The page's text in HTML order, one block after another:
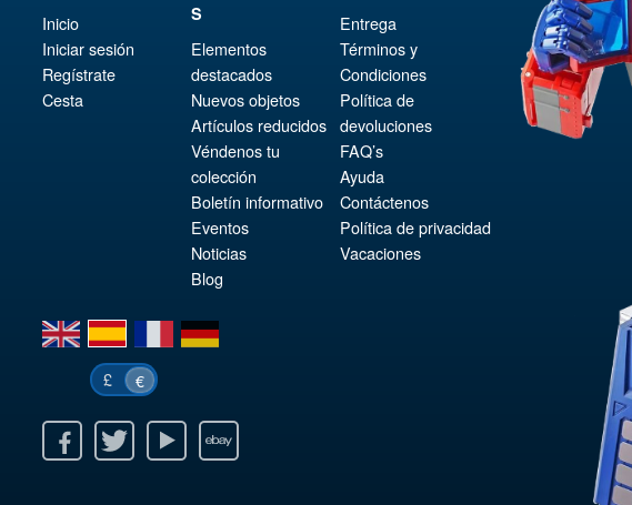
Inicio
Iniciar sesión
Regístrate
Cesta
S
Elementos
destacados
Nuevos objetos
Artículos reducidos
Véndenos tu
colección
Boletín informativo
Eventos
Noticias
Blog
Entrega
Términos y
Condiciones
Política de
devoluciones
FAQ’s
Ayuda
Contáctenos
Política de privacidad
Vacaciones
en es fr de
£ €
Youtube Ebay